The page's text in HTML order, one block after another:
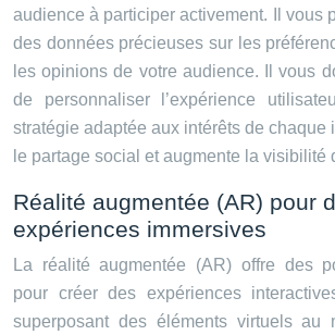
audience à participer activement. Il vous
des données précieuses sur les
les opinions de votre audience. Il vous
de personnaliser l’expérience
stratégie adaptée aux intérêts de chaque
le partage social et augmente la visibilité
Réalité augmentée (AR) pour
expériences immersives
La réalité augmentée (AR) offre des
pour créer des expériences
superposant des éléments virtuels au